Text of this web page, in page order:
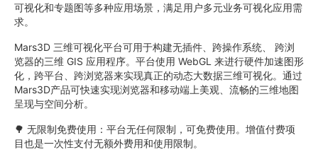
可视化和专题图等多种应用场景，满足用户多元业务可视化应用需
求。
Mars3D 三维可视化平台可用于构建无插件、跨操作系统、 跨浏
览器的三维 GIS 应用程序。平台使用 WebGL 来进行硬件加速图形
化，跨平台、跨浏览器来实现真正的动态大数据三维可视化。通过
Mars3D产品可快速实现浏览器和移动端上美观、流畅的三维地图
呈现与空间分析。
🌳 无限制免费使用：平台无任何限制，可免费使用。增值付费项
目也是一次性支付无额外费用和使用限制。